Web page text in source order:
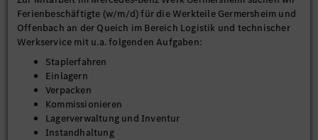
Ferienbeschäftigte (w/m/d) für die Werkteile Germersheim und
Offenbach an der Queich im Bereich Logistik und technischer
Werkservice mit u.a. folgenden Aufgaben:
Staplerfahren
Einlagern
Verpacken
Kommissionieren
Lagerverwaltung und Inventur
Instandhaltung